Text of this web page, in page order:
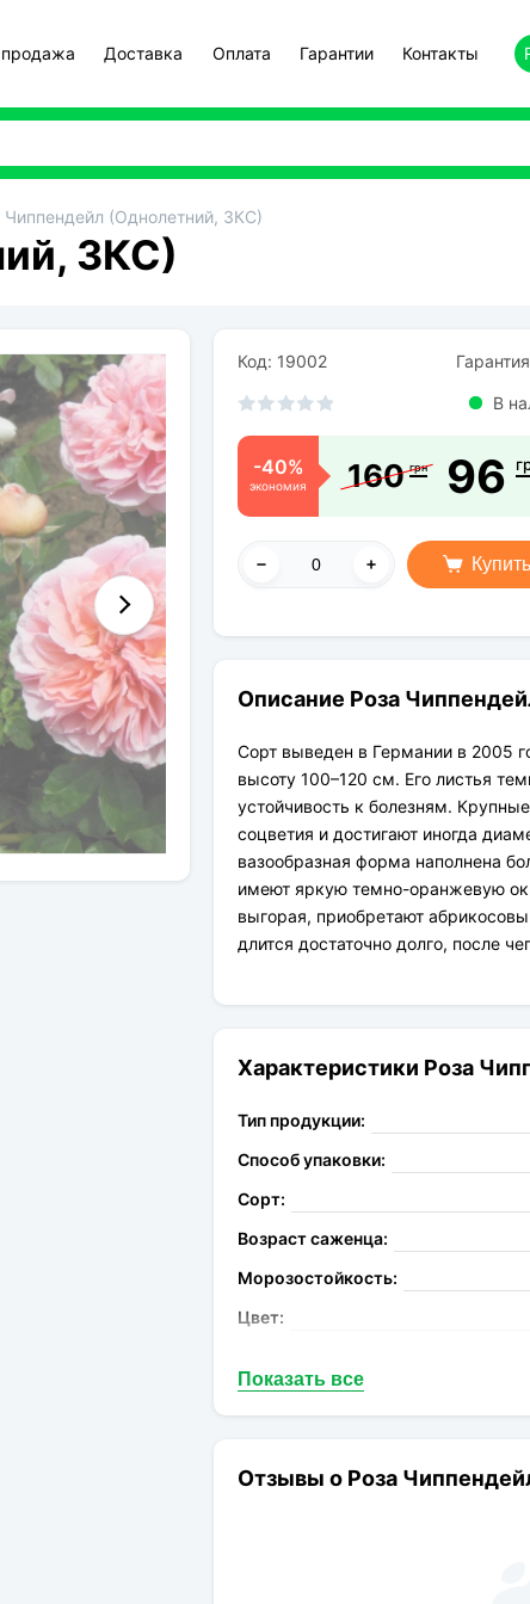
Доставка Оплата Гарантии Контакты
Чиппендейл (Однолетний, ЗКС)
ЗКС)
Код: 19002
В
-40%
экономия 160 грн 96
Купить
Описание Роза
Сорт выведен в Германии в 2005
высоту 100–120 см. Его листья
устойчивость к болезням.
соцветия и достигают иногда
вазообразная форма наполнена
имеют яркую темно-оранжевую
выгорая, приобретают
длится достаточно долго, после
Характеристики Роза
Тип продукции:
Способ упаковки:
Сорт:
Возраст саженца:
Морозостойкость:
Цвет:
Устойчивость к болезням:
Диаметр цветков:
Показать все
Отзывы о Роза